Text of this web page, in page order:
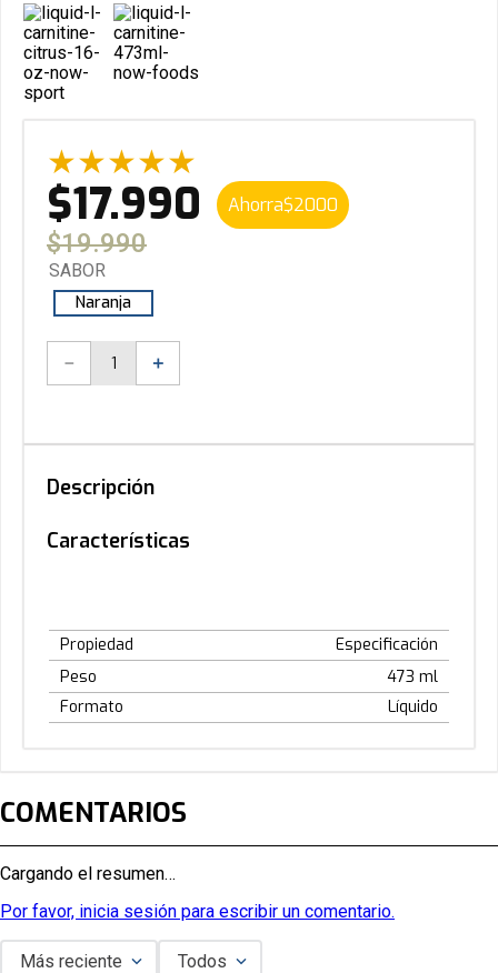
★★★★★
$17.990 Ahorra$2000
$19.990
SABOR
Naranja
＋
－
Descripción
Características
Propiedad
Especificación
Peso
473 ml
Formato
Líquido
COMENTARIOS
Cargando el resumen…
Por favor, inicia sesión para escribir un comentario.
Más reciente Todos